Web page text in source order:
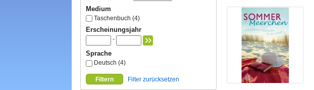
Medium
Taschenbuch (4)
Erscheinungsjahr
-
Sprache
Deutsch (4)
Filtern Filter zurücksetzen